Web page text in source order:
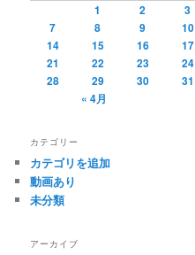
1
2 3
7
8 9 10
14
15 16 17
21
22 23 24
28
29 30
31
« 4月
カテゴリー
カテゴリを追加
動画あり
未分類
アーカイブ